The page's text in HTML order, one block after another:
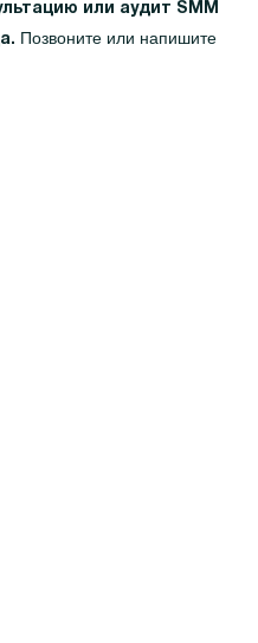
или аудит SMM
Позвоните или напишите